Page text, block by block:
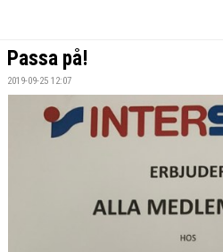
INTRESSEANMÄLAN
Passa på!
2019-09-25 12:07